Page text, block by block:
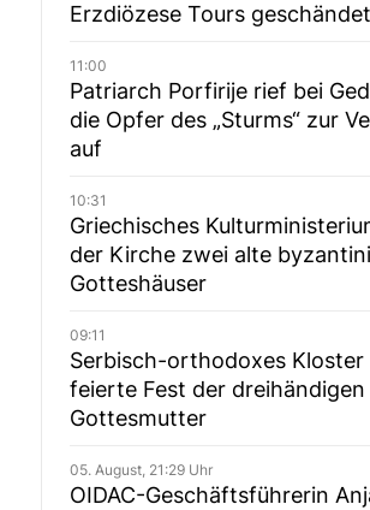
Erzdiözese Tours geschändet
11:00
Patriarch Porfirije rief bei
die Opfer des „Sturms“ zur
auf
10:31
Griechisches
der Kirche zwei alte
Gotteshäuser
09:11
Serbisch-orthodoxes Kloster
feierte Fest der dreihändigen
Gottesmutter
05. August, 21:29 Uhr
OIDAC-Geschäftsführerin